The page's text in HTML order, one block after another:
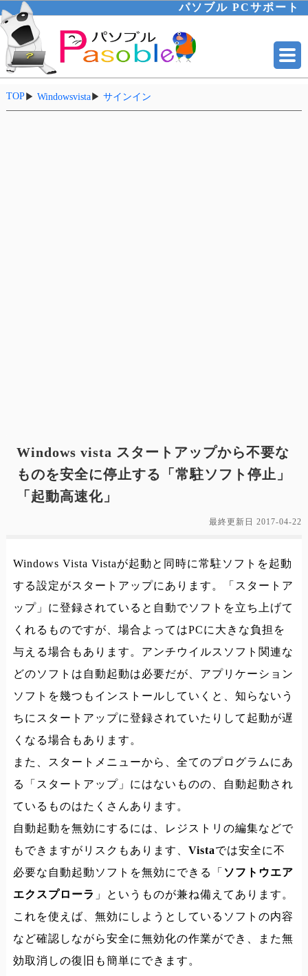
パソブル PCサポート
TOP▶ Windowsvista▶ サインイン
Windows vista スタートアップから不要な
ものを安全に停止する「常駐ソフト停止」
「起動高速化」
最終更新日2017-04-22
Windows Vista Vistaが起動と同時に常駐ソフトを起動
する設定がスタートアップにあります。「スタートア
ップ」に登録されていると自動でソフトを立ち上げて
くれるものですが、場合よってはPCに大きな負担を
与える場合もあります。アンチウイルスソフト関連な
どのソフトは自動起動は必要だが、アプリケーション
ソフトを幾つもインストールしていくと、知らないう
ちにスタートアップに登録されていたりして起動が遅
くなる場合もあります。
また、スタートメニューから、全てのプログラムにあ
る「スタートアップ」にはないものの、自動起動され
ているものはたくさんあります。
自動起動を無効にするには、レジストリの編集などで
もできますがリスクもあります、 Vistaでは安全に不
必要な自動起動ソフトを無効にできる「 ソフトウエア
エクスプローラ 」というものが兼ね備えてあります。
これを使えば、無効にしようとしているソフトの内容
など確認しながら安全に無効化の作業ができ、また無
効取消しの復旧も簡単にできます。